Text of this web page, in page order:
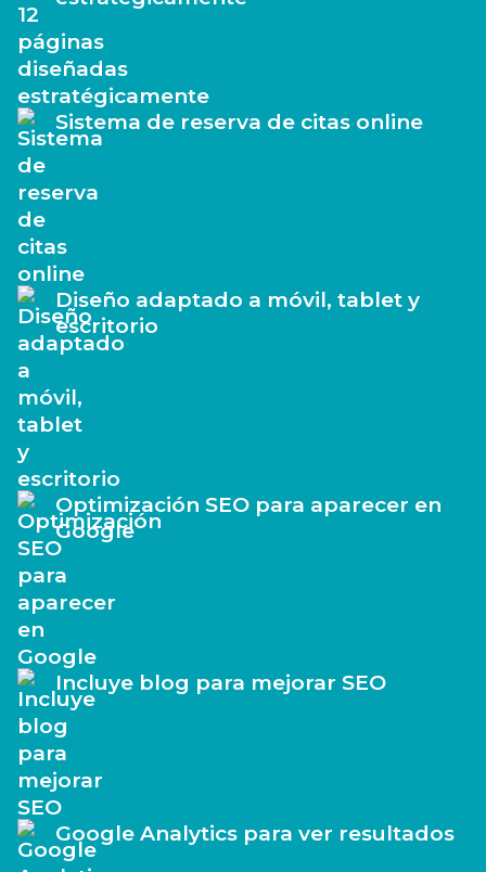
Sistema de reserva de citas online
Diseño adaptado a móvil, tablet y
escritorio
Optimización SEO para aparecer en
Google
Incluye blog para mejorar SEO
Google Analytics para ver resultados